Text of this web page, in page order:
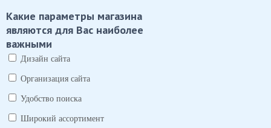
Какие параметры магазина
являются для Вас наиболее
важными
Дизайн сайта
Организация сайта
Удобство поиска
Широкий ассортимент